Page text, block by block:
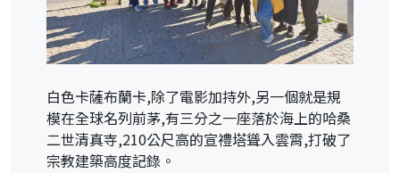
白色卡薩布蘭卡,除了電影加持外,另一個就是規
模在全球名列前茅,有三分之一座落於海上的哈桑
二世清真寺,210公尺高的宣禮塔聳入雲霄,打破了
宗教建築高度記錄。